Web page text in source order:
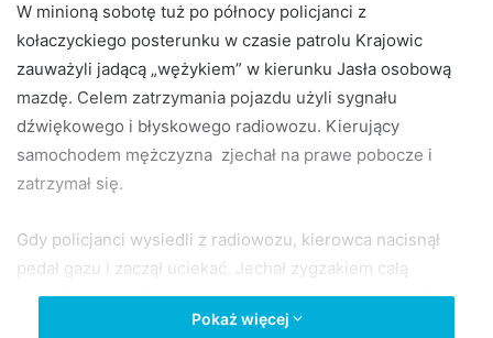
i
W minioną sobotę tuż po północy policjanci z
kołaczyckiego posterunku w czasie patrolu Krajowic
zauważyli jadącą „wężykiem” w kierunku Jasła osobową
mazdę. Celem zatrzymania pojazdu użyli sygnału
dźwiękowego i błyskowego radiowozu. Kierujący
samochodem mężczyzna zjechał na prawe pobocze i
zatrzymał się.
Gdy policjanci wysiedli z radiowozu, kierowca nacisnął
pedał gazu i zaczął uciekać. Jechał zygzakiem całą
szerokością jezdni stwarzając poważne zagrożenie dla
pojazdów jadących z naprzeciwka. Popełniał szereg
Pokaż więcej